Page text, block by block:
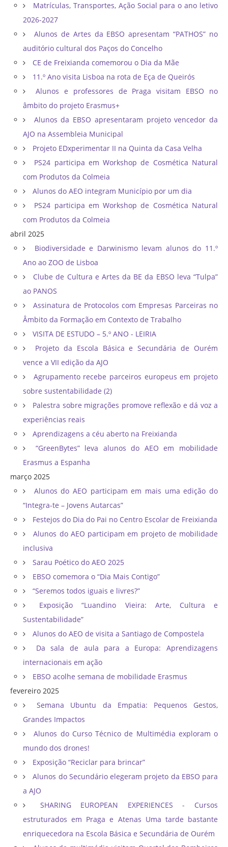
Matrículas, Transportes, Ação Social para o ano letivo
2026-2027
Alunos de Artes da EBSO apresentam “PATHOS” no
auditório cultural dos Paços do Concelho
CE de Freixianda comemorou o Dia da Mãe
11.º Ano visita Lisboa na rota de Eça de Queirós
Alunos e professores de Praga visitam EBSO no
âmbito do projeto Erasmus+
Alunos da EBSO apresentaram projeto vencedor da
AJO na Assembleia Municipal
Projeto EDxperimentar II na Quinta da Casa Velha
PS24 participa em Workshop de Cosmética Natural
com Produtos da Colmeia
Alunos do AEO integram Município por um dia
PS24 participa em Workshop de Cosmética Natural
com Produtos da Colmeia
abril 2025
Biodiversidade e Darwinismo levam alunos do 11.º
Ano ao ZOO de Lisboa
Clube de Cultura e Artes da BE da EBSO leva “Tulpa”
ao PANOS
Assinatura de Protocolos com Empresas Parceiras no
Âmbito da Formação em Contexto de Trabalho
VISITA DE ESTUDO – 5.º ANO - LEIRIA
Projeto da Escola Básica e Secundária de Ourém
vence a VII edição da AJO
Agrupamento recebe parceiros europeus em projeto
sobre sustentabilidade (2)
Palestra sobre migrações promove reflexão e dá voz a
experiências reais
Aprendizagens a céu aberto na Freixianda
“GreenBytes” leva alunos do AEO em mobilidade
Erasmus a Espanha
março 2025
Alunos do AEO participam em mais uma edição do
“Integra-te – Jovens Autarcas”
Festejos do Dia do Pai no Centro Escolar de Freixianda
Alunos do AEO participam em projeto de mobilidade
inclusiva
Sarau Poético do AEO 2025
EBSO comemora o “Dia Mais Contigo”
“Seremos todos iguais e livres?”
Exposição “Luandino Vieira: Arte, Cultura e
Sustentabilidade”
Alunos do AEO de visita a Santiago de Compostela
Da sala de aula para a Europa: Aprendizagens
internacionais em ação
EBSO acolhe semana de mobilidade Erasmus
fevereiro 2025
Semana Ubuntu da Empatia: Pequenos Gestos,
Grandes Impactos
Alunos do Curso Técnico de Multimédia exploram o
mundo dos drones!
Exposição “Reciclar para brincar”
Alunos do Secundário elegeram projeto da EBSO para
a AJO
SHARING EUROPEAN EXPERIENCES - Cursos
estruturados em Praga e Atenas Uma tarde bastante
enriquecedora na Escola Básica e Secundária de Ourém